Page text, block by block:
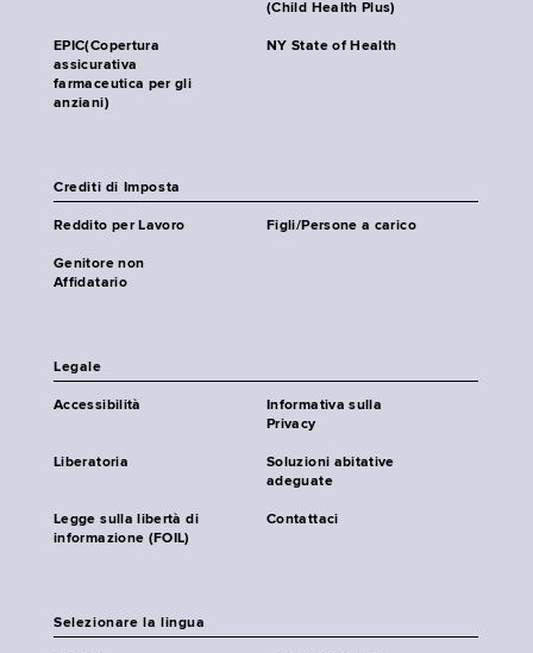
(Child Health Plus)
EPIC(Copertura
assicurativa
farmaceutica per gli
anziani)
NY State of Health
Crediti di Imposta
Reddito per Lavoro Figli/Persone a carico
Genitore non
Affidatario
Legale
Accessibilità
Informativa sulla
Privacy
Liberatoria
Soluzioni abitative
adeguate
Legge sulla libertà di
informazione (FOIL)
Contattaci
Selezionare la lingua